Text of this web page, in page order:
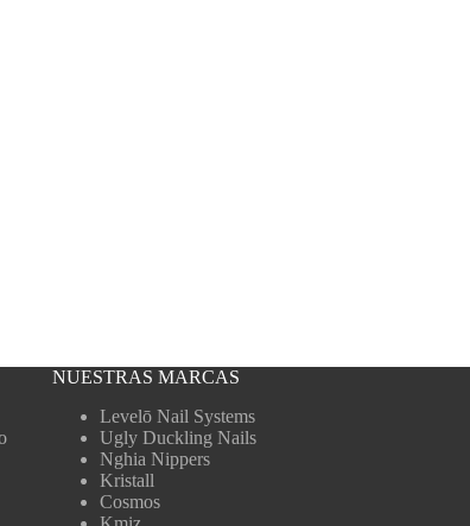
NUESTRAS MARCAS
Levelō Nail Systems
Ugly Duckling Nails
Nghia Nippers
Kristall
Cosmos